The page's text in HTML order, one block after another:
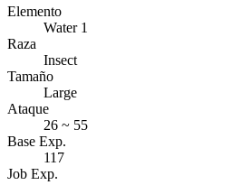
Elemento
Water 1
Raza
Insect
Tamaño
Large
Ataque
26 ~ 55
Base Exp.
117
Job Exp.